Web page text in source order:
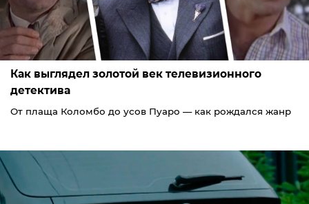
Как выглядел золотой век телевизионного
детектива
От плаща Коломбо до усов Пуаро — как рождался жанр